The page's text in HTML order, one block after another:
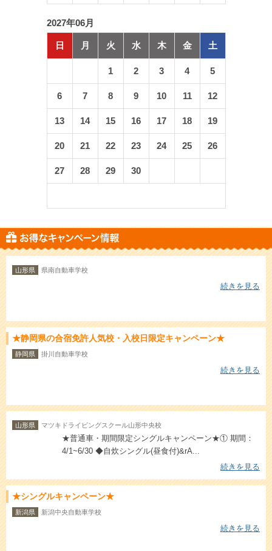
2027年06月
日 月 火 水 木 金 土
1 2 3 4 5
6 7 8 9 10 11 12
13 14 15 16 17 18 19
20 21 22 23 24 25 26
27 28 29 30
山形県 県南自動車学校
続きを見る
★静岡県の合宿免許人気校・入校日限定キャンペーン★
静岡県 掛川自動車学校
続きを見る
山形県 マツキドライビングスクール山形中央校
★普通車・期間限定シングルキャンペーン★① 期間：
4/1~6/30 ◆自炊シングル(昼食付)&rA...
続きを見る
★シングルキャンペーン★
新潟県 新潟中央自動車学校
続きを見る